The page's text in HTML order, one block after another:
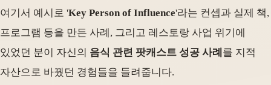
여기서 예시로 'Key Person of Influence'라는 컨셉과 실제 책,
프로그램 등을 만든 사례, 그리고 레스토랑 사업 위기에
있었던 분이 자신의 음식 관련 팟캐스트 성공 사례 를 지적
자산으로 바꿨던 경험들을 들려줍니다.